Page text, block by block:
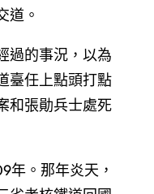
道。
過的事況，以為
臺任上點頭打點
和張勛兵士處死
年。那年炎天，